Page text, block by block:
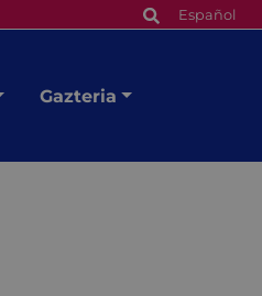
Español
Gazteria